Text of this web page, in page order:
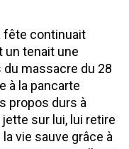
fête continuait
un tenait une
massacre du 28
à la pancarte
propos durs à
jette sur lui, lui retire
vie sauve grâce à